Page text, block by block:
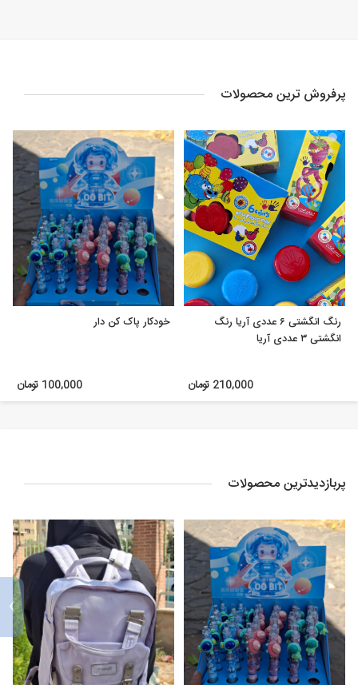
پرفروش ترین محصولات
رنگ انگشتی ۶ عددی آریا رنگ
انگشتی ۳ عددی آریا
210,000 تومان
خودکار پاک کن دار
100,000 تومان
پربازدیدترین محصولات
›